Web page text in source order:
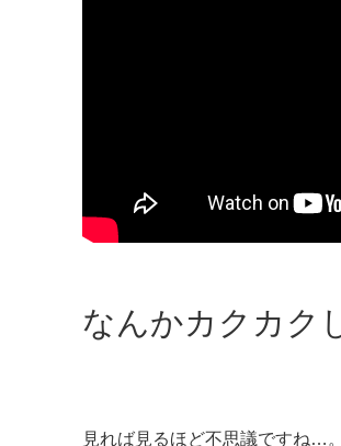
なんかカクカク
見れば見るほど不思議ですね…。